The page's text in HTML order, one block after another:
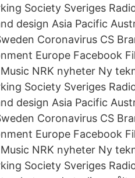
Society Sveriges
design Asia Pacific
Coronavirus CS
Europe Facebook
NRK nyheter Ny
Society Sveriges
design Asia Pacific
Coronavirus CS
Europe Facebook
NRK nyheter Ny
Society Sveriges